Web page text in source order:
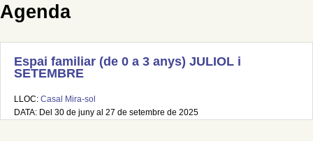
Agenda
Espai familiar (de 0 a 3 anys) JULIOL i
SETEMBRE
LLOC: Casal Mira-sol
DATA: Del 30 de juny al 27 de setembre de 2025